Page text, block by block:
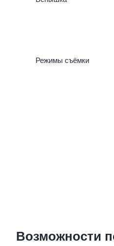
Режимы съёмки
Возможности